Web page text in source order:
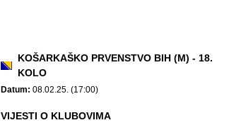
KOŠARKAŠKO PRVENSTVO BIH (M) - 18.
KOLO
Datum: 08.02.25. (17:00)
VIJESTI O KLUBOVIMA